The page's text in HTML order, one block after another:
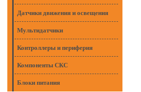
Датчики движения и освещения
Мультидатчики
Контроллеры и периферия
Компоненты СКС
Блоки питания